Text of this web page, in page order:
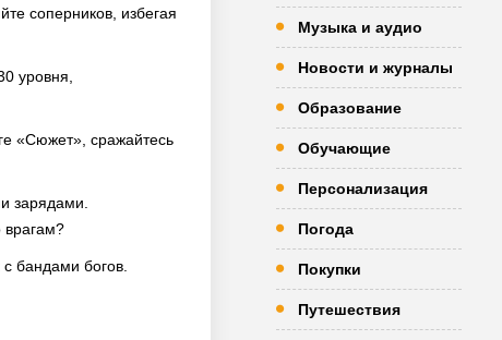
соперников, избегая
уровня,
«Сюжет», сражайтесь
зарядами.
врагам?
бандами богов.
Музыка и аудио
Новости и журналы
Образование
Обучающие
Персонализация
Погода
Покупки
Путешествия